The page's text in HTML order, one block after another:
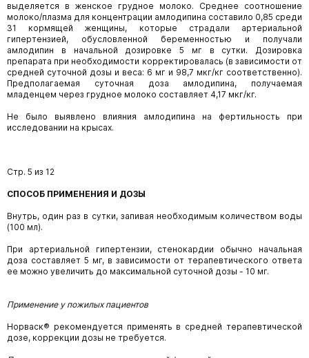
выделяется в женское грудное молоко. Среднее соотношение
молоко/плазма для концентрации амлодипина составило 0,85 среди
31 кормящей женщины, которые страдали артериальной
гипертензией, обусловленной беременностью и получали
амлодипин в начальной дозировке 5 мг в сутки. Дозировка
препарата при необходимости корректировалась (в зависимости от
средней суточной дозы и веса: 6 мг и 98,7 мкг/кг соответственно).
Предполагаемая суточная доза амлодипина, получаемая
младенцем через грудное молоко составляет 4,17 мкг/кг.
Не было выявлено влияния амлодипина на фертильность при
исследовании на крысах.
Стр. 5 из 12
СПОСОБ ПРИМЕНЕНИЯ И ДОЗЫ
Внутрь, один раз в сутки, запивая необходимым количеством воды
(100 мл).
При артериальной гипертензии, стенокардии обычно начальная
доза составляет 5 мг, в зависимости от терапевтического ответа
ее можно увеличить до максимальной суточной дозы - 10 мг.
Применение у пожилых пациентов
Норваск® рекомендуется применять в средней терапевтической
дозе, коррекции дозы не требуется.